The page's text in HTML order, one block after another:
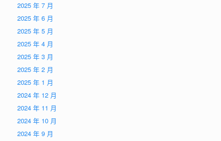
2025 年 7 月
2025 年 6 月
2025 年 5 月
2025 年 4 月
2025 年 3 月
2025 年 2 月
2025 年 1 月
2024 年 12 月
2024 年 11 月
2024 年 10 月
2024 年 9 月